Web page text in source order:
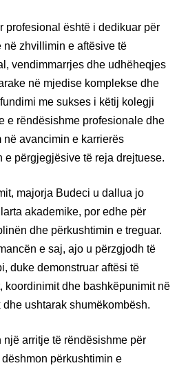
profesional është i dedikuar për
në zhvillimin e aftësive të
vendimmarrjes dhe udhëheqjes
në mjedise komplekse dhe
me sukses i këtij kolegji
e rëndësishme profesionale dhe
avancimin e karrierës
e përgjegjësive të reja drejtuese.
majorja Budeci u dallua jo
akademike, por edhe për
dhe përkushtimin e treguar.
e saj, ajo u përzgjodh të
duke demonstruar aftësi të
koordinimit dhe bashkëpunimit në
ushtarak shumëkombësh.
një arritje të rëndësishme për
përkushtimin e